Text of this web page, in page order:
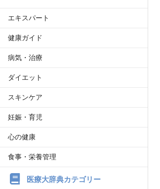
エキスパート
健康ガイド
病気・治療
ダイエット
スキンケア
妊娠・育児
心の健康
食事・栄養管理
医療大辞典カテゴリー